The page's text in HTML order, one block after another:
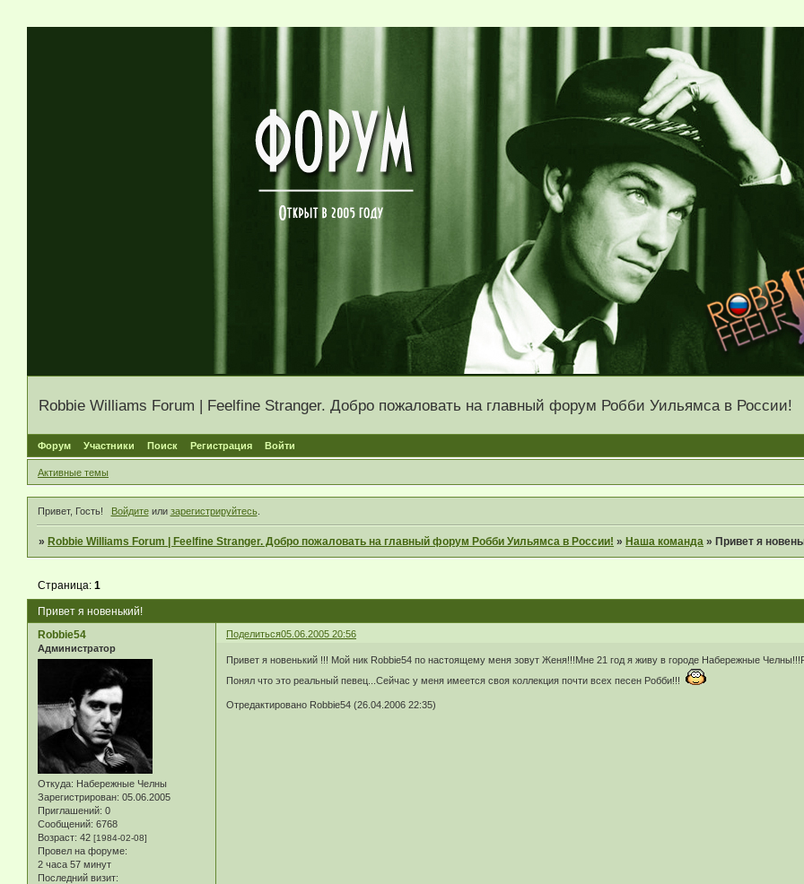
Robbie Williams Forum | Feelfine Stranger. Добро пожаловать на главный форум Робби Уильямса в России!
Форум Участники Поиск Регистрация Войти
Активные темы
Привет, Гость! Войдитеили зарегистрируйтесь.
» Robbie Williams Forum | Feelfine Stranger. Добро пожаловать на главный форум Робби Уильямса в России! » Наша команда » Привет я
Привет я новенький!
Страница:1
Поделиться05.06.2005 20:56
Robbie54
Администратор
Откуда: Набережные Челны
Зарегистрирован: 05.06.2005
Приглашений: 0
Сообщений: 6768
Возраст: 42 [1984-02-08]
Провел на форуме:
2 часа 57 минут
Последний визит:
Привет я новенький !!! Мой ник Robbie54 по настоящему меня зовут Женя!!!Мне 21 год я живу в городе Набережные
Понял что это реальный певец...Сейчас у меня имеется своя коллекция почти всех песен Робби!!!
Отредактировано Robbie54 (26.04.2006 22:35)